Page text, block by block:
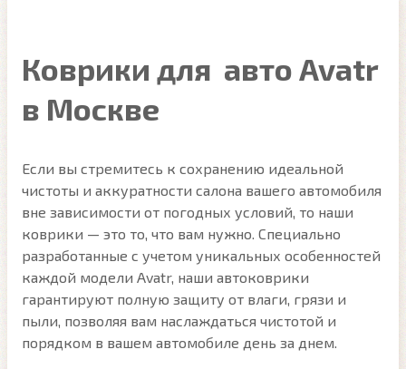
Коврики для авто Avatr
в Москве
Если вы стремитесь к сохранению идеальной
чистоты и аккуратности салона вашего автомобиля
вне зависимости от погодных условий, то наши
коврики — это то, что вам нужно. Специально
разработанные с учетом уникальных особенностей
каждой модели Avatr, наши автоковрики
гарантируют полную защиту от влаги, грязи и
пыли, позволяя вам наслаждаться чистотой и
порядком в вашем автомобиле день за днем.